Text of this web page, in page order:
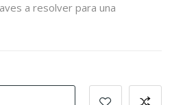
a resolver para una